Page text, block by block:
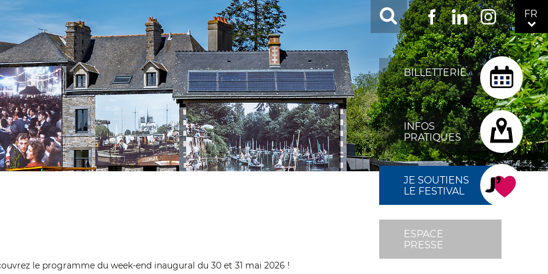
MENU
FIXÉ
DROITE
BILLETTERIE
INFOS
PRATIQUES
JE SOUTIENS
LE FESTIVAL
ESPACE
PRESSE
RÉSEAUX
SOCIAUX
TOP
FacebookLinkedInInstagram FR
le programme du week-end inaugural du 30 et 31 mai 2026 !